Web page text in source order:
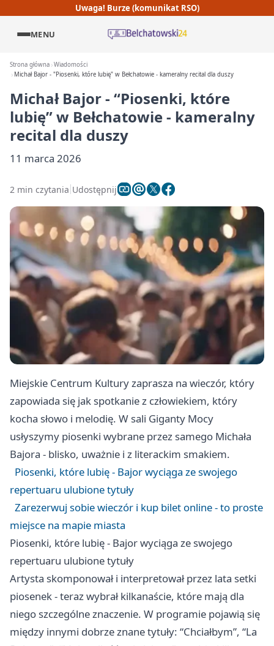
Uwaga! Burze (komunikat RSO)
MENU
Strona główna Wiadomości
Michał Bajor - "Piosenki, które lubię" w Bełchatowie - kameralny recital dla duszy
Michał Bajor - “Piosenki, które
lubię” w Bełchatowie - kameralny
recital dla duszy
11 marca 2026
2 min czytania Udostępnij
Miejskie Centrum Kultury zaprasza na wieczór, który
zapowiada się jak spotkanie z człowiekiem, który
kocha słowo i melodię. W sali Giganty Mocy
usłyszymy piosenki wybrane przez samego Michała
Bajora - blisko, uważnie i z literackim smakiem.
Piosenki, które lubię - Bajor wyciąga ze swojego
repertuaru ulubione tytuły
Zarezerwuj sobie wieczór i kup bilet online - to proste
miejsce na mapie miasta
Piosenki, które lubię - Bajor wyciąga ze swojego
repertuaru ulubione tytuły
Artysta skomponował i interpretował przez lata setki
piosenek - teraz wybrał kilkanaście, które mają dla
niego szczególne znaczenie. W programie pojawią się
między innymi dobrze znane tytuły: “Chciałbym”, “La